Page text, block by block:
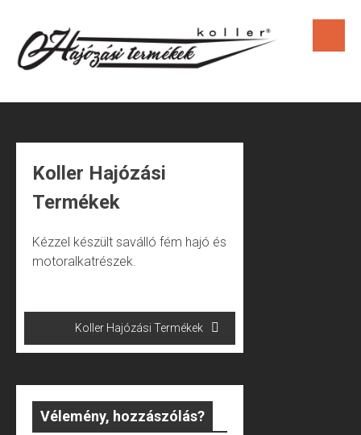
content
Koller Hajózási
Termékek
Kézzel készült saválló fém hajó és
motoralkatrészek.
Bejegyzés
Koller Hajózási Termékek
Vélemény, hozzászólás?